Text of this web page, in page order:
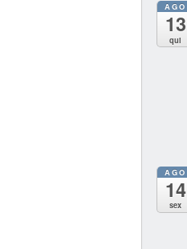
AGO
13
qui
AGO
14
sex